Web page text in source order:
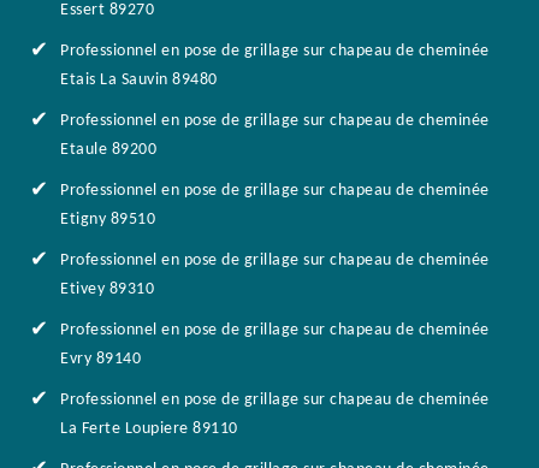
Essert 89270
Professionnel en pose de grillage sur chapeau de cheminée
Etais La Sauvin 89480
Professionnel en pose de grillage sur chapeau de cheminée
Etaule 89200
Professionnel en pose de grillage sur chapeau de cheminée
Etigny 89510
Professionnel en pose de grillage sur chapeau de cheminée
Etivey 89310
Professionnel en pose de grillage sur chapeau de cheminée
Evry 89140
Professionnel en pose de grillage sur chapeau de cheminée
La Ferte Loupiere 89110